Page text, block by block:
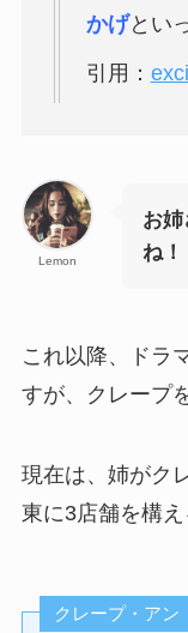
かげとい
引用：
Lemon
お
ね！
これ以降、ドラ
すが、クレープ
現在は、姉がク
東に3店舗を構え
クレープ・アン